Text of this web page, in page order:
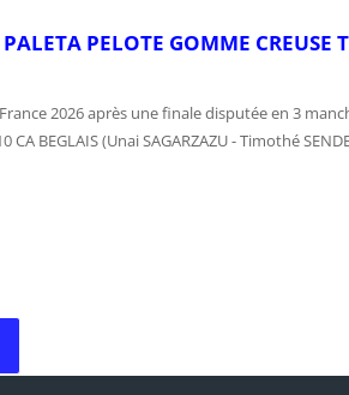
PELOTE GOMME CREUSE
2026 après une finale disputée en 3
CA BEGLAIS (Unai SAGARZAZU - Timothé